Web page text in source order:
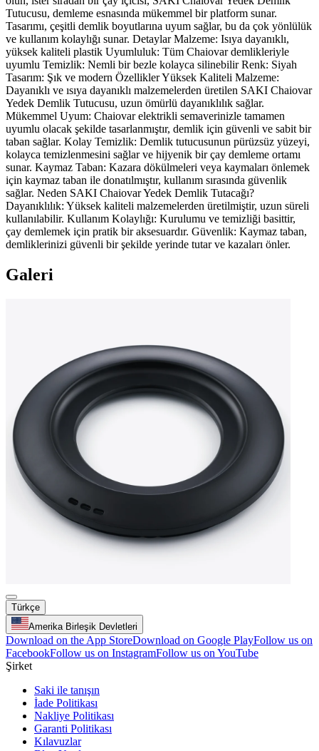
Tutucusu, demleme esnasında mükemmel bir platform sunar.
Tasarımı, çeşitli demlik boyutlarına uyum sağlar, bu da çok yönlülük
ve kullanım kolaylığı sunar. Detaylar Malzeme: Isıya dayanıklı,
yüksek kaliteli plastik Uyumluluk: Tüm Chaiovar demlikleriyle
uyumlu Temizlik: Nemli bir bezle kolayca silinebilir Renk: Siyah
Tasarım: Şık ve modern Özellikler Yüksek Kaliteli Malzeme:
Dayanıklı ve ısıya dayanıklı malzemelerden üretilen SAKI Chaiovar
Yedek Demlik Tutucusu, uzun ömürlü dayanıklılık sağlar.
Mükemmel Uyum: Chaiovar elektrikli semaverinizle tamamen
uyumlu olacak şekilde tasarlanmıştır, demlik için güvenli ve sabit bir
taban sağlar. Kolay Temizlik: Demlik tutucusunun pürüzsüz yüzeyi,
kolayca temizlenmesini sağlar ve hijyenik bir çay demleme ortamı
sunar. Kaymaz Taban: Kazara dökülmeleri veya kaymaları önlemek
için kaymaz taban ile donatılmıştır, kullanım sırasında güvenlik
sağlar. Neden SAKI Chaiovar Yedek Demlik Tutacağı?
Dayanıklılık: Yüksek kaliteli malzemelerden üretilmiştir, uzun süreli
kullanılabilir. Kullanım Kolaylığı: Kurulumu ve temizliği basittir,
çay demlemek için pratik bir aksesuardır. Güvenlik: Kaymaz taban,
demliklerinizi güvenli bir şekilde yerinde tutar ve kazaları önler.
Galeri
Türkçe
Amerika Birleşik Devletleri
Download on the App StoreDownload on Google PlayFollow us on
FacebookFollow us on InstagramFollow us on YouTube
Şirket
Saki ile tanışın
İade Politikası
Nakliye Politikası
Garanti Politikası
Kılavuzlar